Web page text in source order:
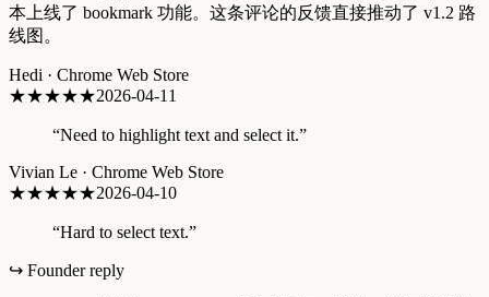
本上线了 bookmark 功能。这条评论的反馈直接推动了 v1.2 路
线图。
Hedi · Chrome Web Store
★★★★★2026-04-11
“Need to highlight text and select it.”
Vivian Le · Chrome Web Store
★★★★★2026-04-10
“Hard to select text.”
↪ Founder reply